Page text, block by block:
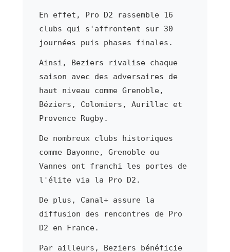
En effet, Pro D2 rassemble 16
clubs qui s'affrontent sur 30
journées puis phases finales.
Ainsi, Beziers rivalise chaque
saison avec des adversaires de
haut niveau comme Grenoble,
Béziers, Colomiers, Aurillac et
Provence Rugby.
De nombreux clubs historiques
comme Bayonne, Grenoble ou
Vannes ont franchi les portes de
l'élite via la Pro D2.
De plus, Canal+ assure la
diffusion des rencontres de Pro
D2 en France.
Par ailleurs, Beziers bénéficie